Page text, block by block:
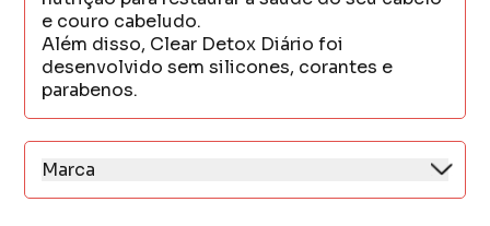
e couro cabeludo.
Além disso, Clear Detox Diário foi
desenvolvido sem silicones, corantes e
parabenos.
Marca
Clear é o shampoo anticaspa desenvolvido